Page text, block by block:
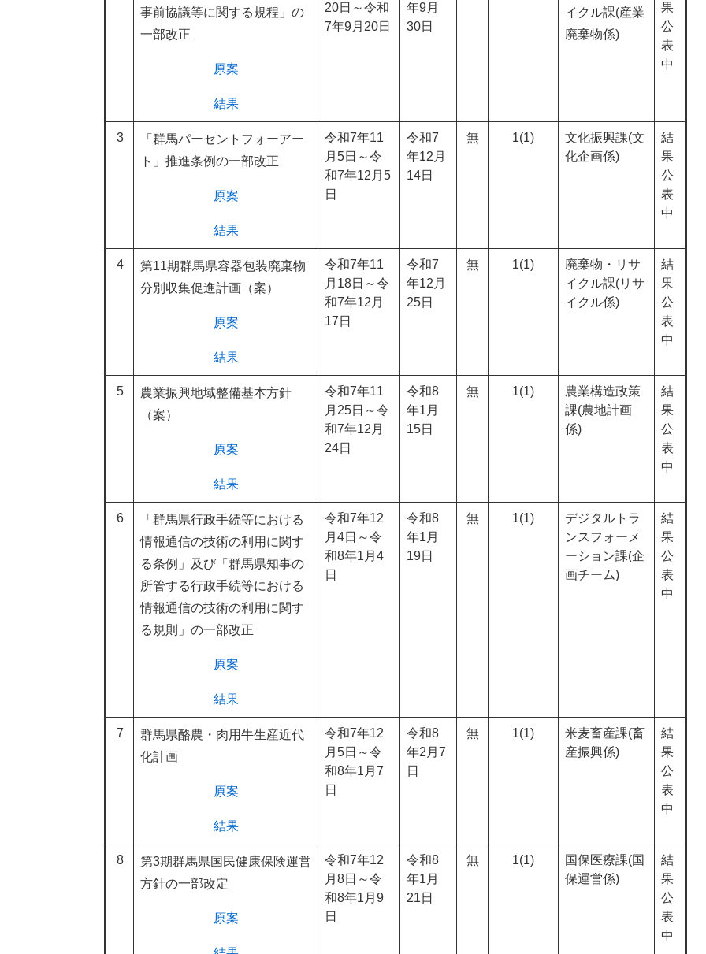
事前協議等に関する規程」の
一部改正
原案
結果
20日～令和
7年9月20日
年9月
30日
イクル課(産業
廃棄物係)
果
公
表
中
3
「群馬パーセントフォーアー
ト」推進条例の一部改正
原案
結果
令和7年11
月5日～令
和7年12月5
日
令和7
年12月
14日
無 1(1)
文化振興課(文
化企画係)
結
果
公
表
中
4
第11期群馬県容器包装廃棄物
分別収集促進計画（案）
原案
結果
令和7年11
月18日～令
和7年12月
17日
令和7
年12月
25日
無 1(1)
廃棄物・リサ
イクル課(リサ
イクル係)
結
果
公
表
中
5
農業振興地域整備基本方針
（案）
原案
結果
令和7年11
月25日～令
和7年12月
24日
令和8
年1月
15日
無 1(1)
農業構造政策
課(農地計画
係)
結
果
公
表
中
6
「群馬県行政手続等における
情報通信の技術の利用に関す
る条例」及び「群馬県知事の
所管する行政手続等における
情報通信の技術の利用に関す
る規則」の一部改正
原案
結果
令和7年12
月4日～令
和8年1月4
日
令和8
年1月
19日
無 1(1)
デジタルトラ
ンスフォーメ
ーション課(企
画チーム)
結
果
公
表
中
7
群馬県酪農・肉用牛生産近代
化計画
原案
結果
令和7年12
月5日～令
和8年1月7
日
令和8
年2月7
日
無 1(1)
米麦畜産課(畜
産振興係)
結
果
公
表
中
8
第3期群馬県国民健康保険運営
方針の一部改定
原案
令和7年12
月8日～令
和8年1月9
日
令和8
年1月
21日
無 1(1)
国保医療課(国
保運営係)
結
果
公
表
中